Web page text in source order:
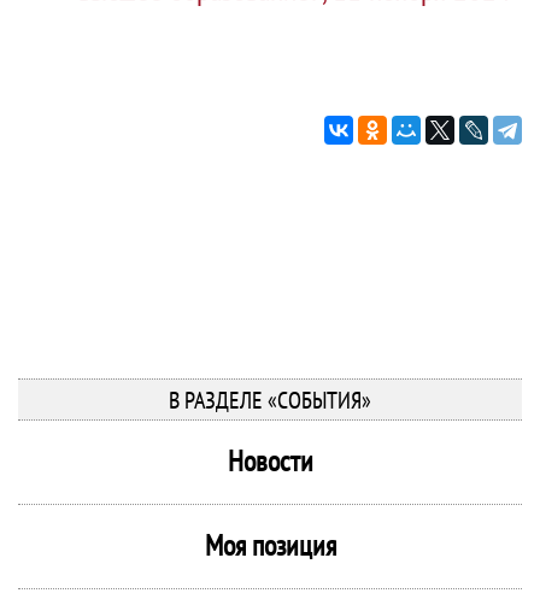
В РАЗДЕЛЕ «СОБЫТИЯ»
Новости
Моя позиция